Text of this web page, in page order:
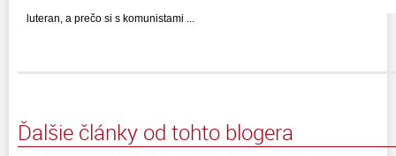
luteran, a prečo si s komunistami ...
Ďalšie články od tohto blogera